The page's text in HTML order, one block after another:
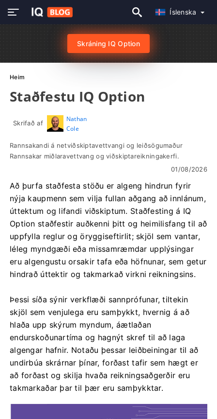
Íslenska
Skráning IQ Option
Heim
Staðfestu IQ Option
Skrifað af
Nathan
Cole
Rannsakandi á netviðskiptavettvangi og leiðsögumaður
Rannsakar miðlaravettvang og viðskiptareikningakerfi.
01/08/2026
Að þurfa staðfesta stöðu er algeng hindrun fyrir
nýja kaupmenn sem vilja fullan aðgang að innlánum,
úttektum og lifandi viðskiptum. Staðfesting á IQ
Option staðfestir auðkenni þitt og heimilisfang til að
uppfylla reglur og öryggiseftirlit; skjöl sem vantar,
léleg myndgæði eða missamræmdar upplýsingar
eru algengustu orsakir tafa eða höfnunar, sem getur
hindrað úttektir og takmarkað virkni reikningsins.
Þessi síða sýnir verkflæði sannprófunar, tiltekin
skjöl sem venjulega eru samþykkt, hvernig á að
hlaða upp skýrum myndum, áætlaðan
endurskoðunartíma og hagnýt skref til að laga
algengar hafnir. Notaðu þessar leiðbeiningar til að
undirbúa skrárnar þínar, forðast tafir sem hægt er
að forðast og skilja hvaða reikningsaðgerðir eru
takmarkaðar þar til þær eru samþykktar.